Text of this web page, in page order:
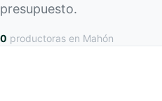
presupuesto.
0 productoras en Mahón